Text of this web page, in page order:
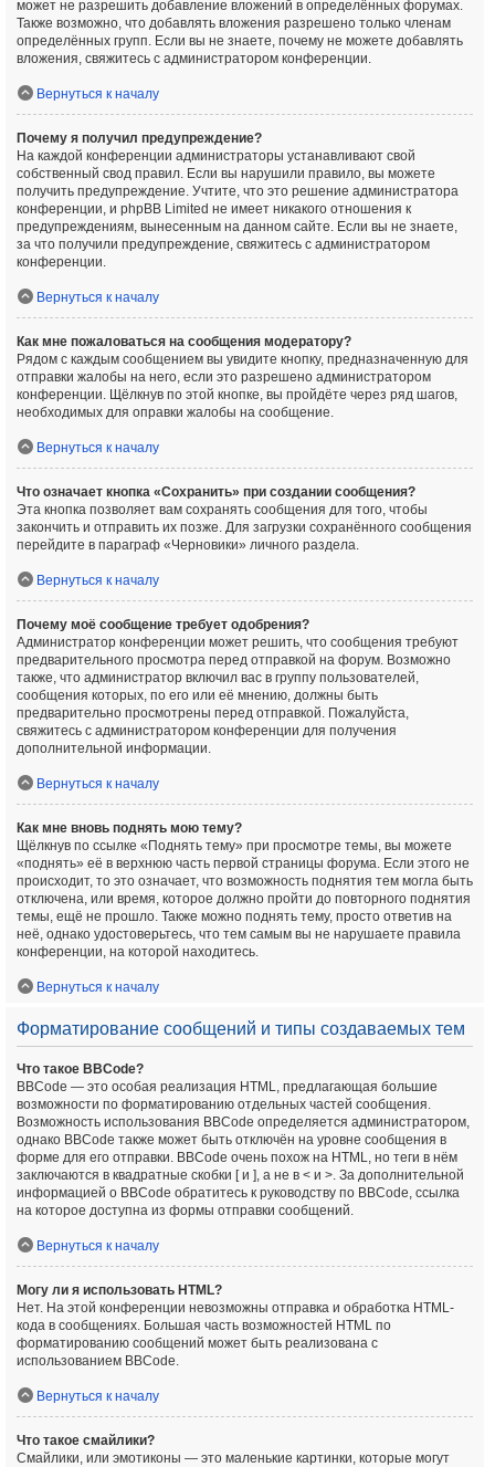
может не разрешить добавление вложений в определённых форумах.
Также возможно, что добавлять вложения разрешено только членам
определённых групп. Если вы не знаете, почему не можете добавлять
вложения, свяжитесь с администратором конференции.
Вернуться к началу
Почему я получил предупреждение?
На каждой конференции администраторы устанавливают свой
собственный свод правил. Если вы нарушили правило, вы можете
получить предупреждение. Учтите, что это решение администратора
конференции, и phpBB Limited не имеет никакого отношения к
предупреждениям, вынесенным на данном сайте. Если вы не знаете,
за что получили предупреждение, свяжитесь с администратором
конференции.
Вернуться к началу
Как мне пожаловаться на сообщения модератору?
Рядом с каждым сообщением вы увидите кнопку, предназначенную для
отправки жалобы на него, если это разрешено администратором
конференции. Щёлкнув по этой кнопке, вы пройдёте через ряд шагов,
необходимых для оправки жалобы на сообщение.
Вернуться к началу
Что означает кнопка «Сохранить» при создании сообщения?
Эта кнопка позволяет вам сохранять сообщения для того, чтобы
закончить и отправить их позже. Для загрузки сохранённого сообщения
перейдите в параграф «Черновики» личного раздела.
Вернуться к началу
Почему моё сообщение требует одобрения?
Администратор конференции может решить, что сообщения требуют
предварительного просмотра перед отправкой на форум. Возможно
также, что администратор включил вас в группу пользователей,
сообщения которых, по его или её мнению, должны быть
предварительно просмотрены перед отправкой. Пожалуйста,
свяжитесь с администратором конференции для получения
дополнительной информации.
Вернуться к началу
Как мне вновь поднять мою тему?
Щёлкнув по ссылке «Поднять тему» при просмотре темы, вы можете
«поднять» её в верхнюю часть первой страницы форума. Если этого не
происходит, то это означает, что возможность поднятия тем могла быть
отключена, или время, которое должно пройти до повторного поднятия
темы, ещё не прошло. Также можно поднять тему, просто ответив на
неё, однако удостоверьтесь, что тем самым вы не нарушаете правила
конференции, на которой находитесь.
Вернуться к началу
Форматирование сообщений и типы создаваемых тем
Что такое BBCode?
BBCode — это особая реализация HTML, предлагающая большие
возможности по форматированию отдельных частей сообщения.
Возможность использования BBCode определяется администратором,
однако BBCode также может быть отключён на уровне сообщения в
форме для его отправки. BBCode очень похож на HTML, но теги в нём
заключаются в квадратные скобки [ и ], а не в < и >. За дополнительной
информацией о BBCode обратитесь к руководству по BBCode, ссылка
на которое доступна из формы отправки сообщений.
Вернуться к началу
Могу ли я использовать HTML?
Нет. На этой конференции невозможны отправка и обработка HTML-
кода в сообщениях. Большая часть возможностей HTML по
форматированию сообщений может быть реализована с
использованием BBCode.
Вернуться к началу
Что такое смайлики?
Смайлики, или эмотиконы — это маленькие картинки, которые могут